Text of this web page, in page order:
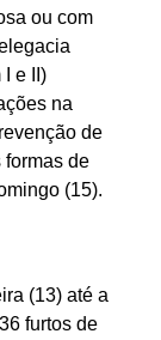
ou com
e II)
na
de
de
(15).
(13) até a
furtos de